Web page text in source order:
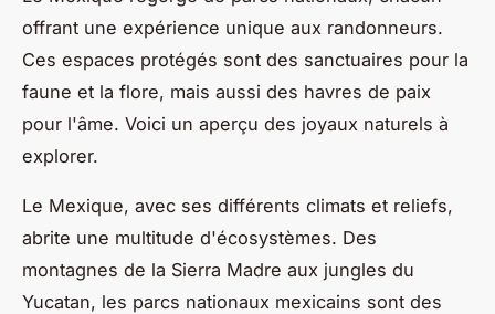
offrant une expérience unique aux randonneurs.
Ces espaces protégés sont des sanctuaires pour la
faune et la flore, mais aussi des havres de paix
pour l'âme. Voici un aperçu des joyaux naturels à
explorer.
Le Mexique, avec ses différents climats et reliefs,
abrite une multitude d'écosystèmes. Des
montagnes de la Sierra Madre aux jungles du
Yucatan, les parcs nationaux mexicains sont des